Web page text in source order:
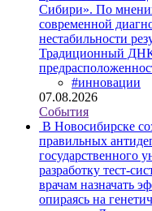
Сибири». По
современной
нестабильности
Традиционный
#инновации
07.08.2026
События
В Новосибирске
правильных
государственного
разработку тест-
врачам назначать
опираясь на